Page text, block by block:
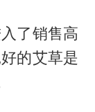
了销售高
的艾草是